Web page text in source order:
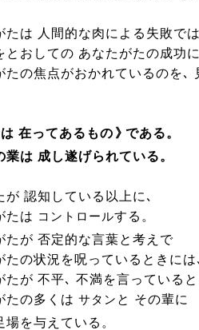
たは 人間的な肉による失敗で
とおしての あなたがたの成功に
たの焦点がおかれているのを､
在ってあるもの 》である。
業は 成し遂げられている。
が 認知している以上に､
たは コントロールする。
たが 否定的な言葉と考えで
たの状況を呪っているときには､
たが 不平､ 不満を言っていると
たの多くは サタン と その輩に
場を与えている。